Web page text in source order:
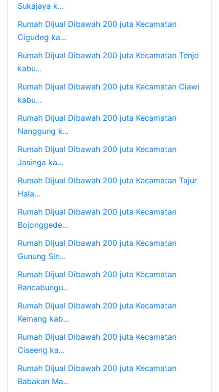
Sukajaya k...
Rumah Dijual Dibawah 200 juta Kecamatan
Cigudeg ka...
Rumah Dijual Dibawah 200 juta Kecamatan Tenjo
kabu...
Rumah Dijual Dibawah 200 juta Kecamatan Ciawi
kabu...
Rumah Dijual Dibawah 200 juta Kecamatan
Nanggung k...
Rumah Dijual Dibawah 200 juta Kecamatan
Jasinga ka...
Rumah Dijual Dibawah 200 juta Kecamatan Tajur
Hala...
Rumah Dijual Dibawah 200 juta Kecamatan
Bojonggede...
Rumah Dijual Dibawah 200 juta Kecamatan
Gunung Sin...
Rumah Dijual Dibawah 200 juta Kecamatan
Rancabungu...
Rumah Dijual Dibawah 200 juta Kecamatan
Kemang kab...
Rumah Dijual Dibawah 200 juta Kecamatan
Ciseeng ka...
Rumah Dijual Dibawah 200 juta Kecamatan
Babakan Ma...